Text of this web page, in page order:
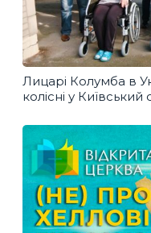
Лицарі Колумба в
колісні у